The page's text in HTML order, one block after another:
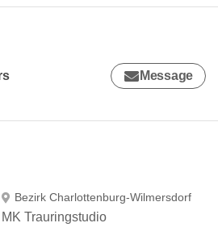
Message
Bezirk Charlottenburg-Wilmersdorf
MK Trauringstudio